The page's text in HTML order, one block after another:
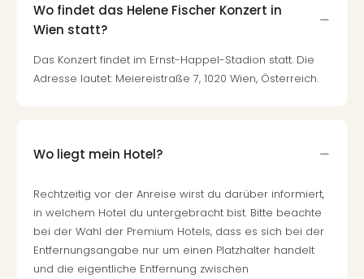
Wo findet das Helene Fischer Konzert in
Wien statt?
Das Konzert findet im Ernst-Happel-Stadion statt. Die
Adresse lautet: Meiereistraße 7, 1020 Wien, Österreich.
Wo liegt mein Hotel?
Rechtzeitig vor der Anreise wirst du darüber informiert,
in welchem Hotel du untergebracht bist. Bitte beachte
bei der Wahl der Premium Hotels, dass es sich bei der
Entfernungsangabe nur um einen Platzhalter handelt
und die eigentliche Entfernung zwischen